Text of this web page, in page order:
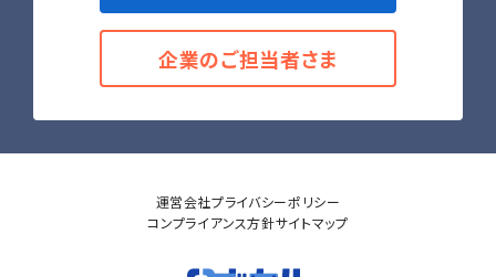
企業のご担当者さま
運営会社プライバシーポリシー
コンプライアンス方針サイトマップ